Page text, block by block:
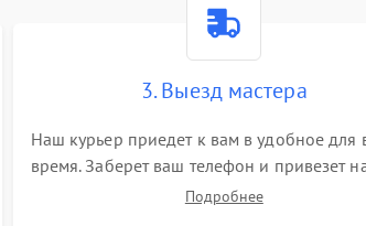
3. Выезд мастера
Наш курьер приедет к вам в удобное для
время. Заберет ваш телефон и привезет
склад для диагностики.Подробнее